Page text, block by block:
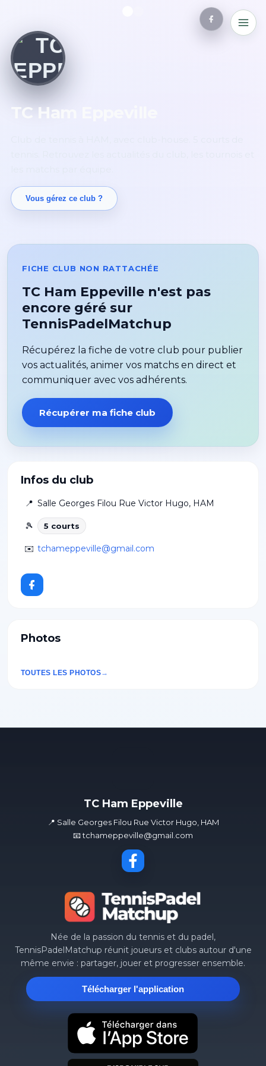
TC Ham Eppeville
Vous gérez ce club ?
Infos du club
📍 Salle Georges Filou Rue Victor Hugo, HAM
🎾 5 courts
✉️ tchameppeville@gmail.com
Photos
TOUTES LES PHOTOS
FICHE CLUB NON RATTACHÉE
TC Ham Eppeville n'est pas
encore géré sur
TennisPadelMatchup
Récupérez la fiche de votre club pour publier
vos actualités, animer vos matchs en direct et
communiquer avec vos adhérents.
Récupérer ma fiche club
TC Ham Eppeville
📍 Salle Georges Filou Rue Victor Hugo, HAM
📧 tchameppeville@gmail.com
Née de la passion du tennis et du padel,
TennisPadelMatchup réunit joueurs et clubs autour d'une
même envie : partager, jouer et progresser ensemble.
Télécharger l'application